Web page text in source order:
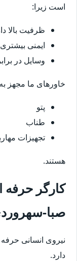
است زیرا:
ظرفیت بالا
ایمنی
وسایل در
خاورهای ما مجهز
پتو
طناب
تجهیزات
هستند.
کارگر
صبا-
نیروی انسانی
دارد.